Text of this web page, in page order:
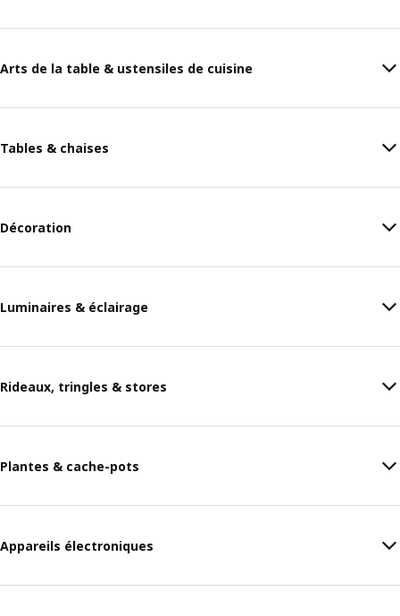
Arts de la table & ustensiles de cuisine
Tables & chaises
Décoration
Luminaires & éclairage
Rideaux, tringles & stores
Plantes & cache-pots
Appareils électroniques